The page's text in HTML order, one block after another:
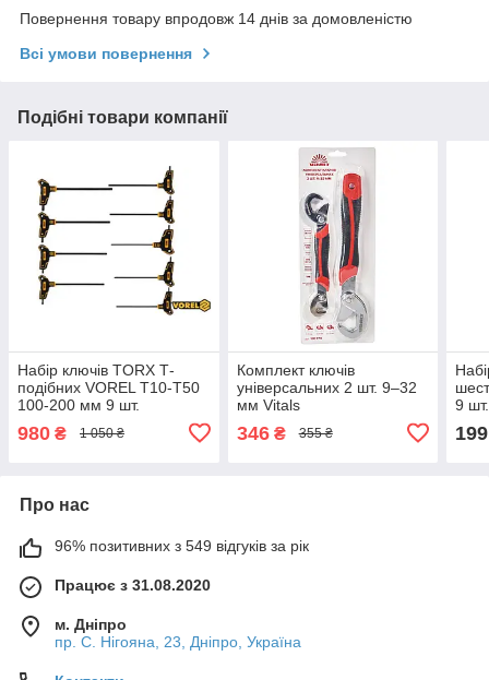
Повернення товару впродовж 14 днів за домовленістю
Всі умови повернення
Подібні товари компанії
Набір ключів TORX Т-
подібних VOREL Т10-T50
100-200 мм 9 шт.
980 ₴ 1 050 ₴
Комплект ключів
універсальних 2 шт. 9–32
мм Vitals
346₴ 355 ₴
9
199
Про нас
96% позитивних з 549 відгуків за рік
Працює з 31.08.2020
м. Дніпро
пр. С. Нігояна, 23, Дніпро, Україна